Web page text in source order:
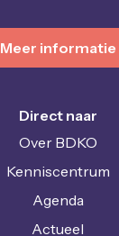
Meer informatie
Direct naar
Over BDKO
Kenniscentrum
Agenda
Actueel